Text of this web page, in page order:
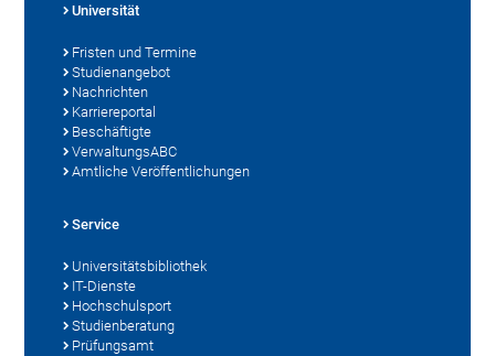
Universität
Fristen und Termine
Studienangebot
Nachrichten
Karriereportal
Beschäftigte
VerwaltungsABC
Amtliche Veröffentlichungen
Service
Universitätsbibliothek
IT-Dienste
Hochschulsport
Studienberatung
Prüfungsamt